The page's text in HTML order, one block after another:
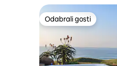
Odabrali gosti
Odabrali gosti